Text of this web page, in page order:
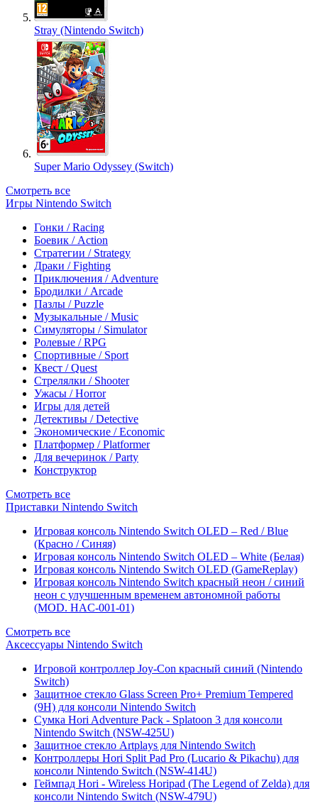
Stray (Nintendo Switch)
Super Mario Odyssey (Switch)
Смотреть все
Игры Nintendo Switch
Гонки / Racing
Боевик / Action
Стратегии / Strategy
Драки / Fighting
Приключения / Adventure
Бродилки / Arcade
Пазлы / Puzzle
Музыкальные / Music
Симуляторы / Simulator
Ролевые / RPG
Спортивные / Sport
Квест / Quest
Стрелялки / Shooter
Ужасы / Horror
Игры для детей
Детективы / Detective
Экономические / Economic
Платформер / Platformer
Для вечеринок / Party
Конструктор
Смотреть все
Приставки Nintendo Switch
Игровая консоль Nintendo Switch OLED – Red / Blue
(Красно / Синяя)
Игровая консоль Nintendo Switch OLED – White (Белая)
Игровая консоль Nintendo Switch OLED (GameReplay)
Игровая консоль Nintendo Switch красный неон / синий
неон с улучшенным временем автономной работы
(MOD. HAC-001-01)
Смотреть все
Аксессуары Nintendo Switch
Игровой контроллер Joy-Con красный синий (Nintendo
Switch)
Защитное стекло Glass Screen Pro+ Premium Tempered
(9H) для консоли Nintendo Switch
Сумка Hori Adventure Pack - Splatoon 3 для консоли
Nintendo Switch (NSW-425U)
Защитное стекло Artplays для Nintendo Switch
Контроллеры Hori Split Pad Pro (Lucario & Pikachu) для
консоли Nintendo Switch (NSW-414U)
Геймпад Hori - Wireless Horipad (The Legend of Zelda) для
консоли Nintendo Switch (NSW-479U)